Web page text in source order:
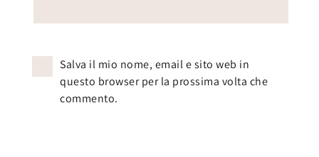
Salva il mio nome, email e sito web in
questo browser per la prossima volta che
commento.